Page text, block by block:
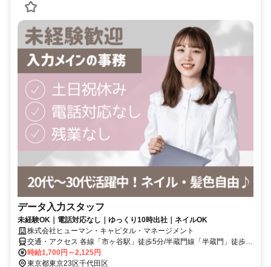
データ入力スタッフ
未経験OK｜電話対応なし｜ゆっくり10時出社｜ネイルOK
株式会社ヒューマン・キャピタル・マネージメント
交通・アクセス 各線「市ヶ谷駅」徒歩5分/半蔵門線「半蔵門」徒歩8
分/各線「九段下駅」徒歩10分
時給1,700円～2,125円
東京都東京23区千代田区